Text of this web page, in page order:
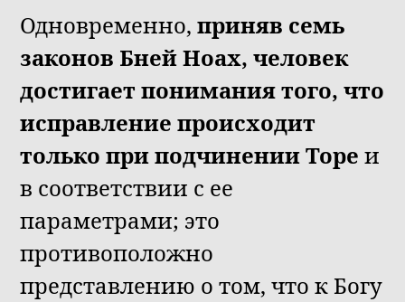
Одновременно,приняв семь
законов Бней Ноах, человек
достигает понимания того, что
исправление происходит
только при подчинении Торе и
в соответствии с ее
параметрами; это
противоположно
представлению о том, что к Богу